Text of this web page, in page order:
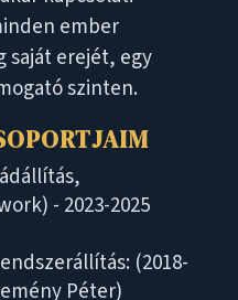
ember
saját erejét, egy
szinten.
- 2023-2025
(2018-
Péter)